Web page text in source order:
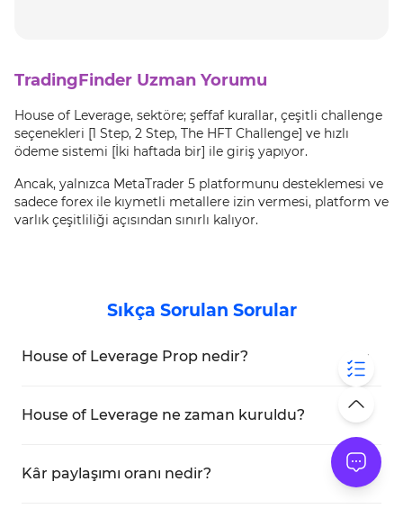
TradingFinder Uzman Yorumu
House of Leverage, sektöre; şeffaf kurallar, çeşitli challenge
seçenekleri [1 Step, 2 Step, The HFT Challenge] ve hızlı
ödeme sistemi [İki haftada bir] ile giriş yapıyor.
Ancak, yalnızca MetaTrader 5 platformunu desteklemesi ve
sadece forex ile kıymetli metallere izin vermesi, platform ve
varlık çeşitliliği açısından sınırlı kalıyor.
Sıkça Sorulan Sorular
House of Leverage Prop nedir?
challenge’ları yoluyla 300 000 $’a kadar
sermayeye erişim sunan İngiltere merkezli bir
House of Leverage ne zaman kuruldu?
Firma, 14 Haziran 2024’te Londra’da kuruldu.
Kâr paylaşımı oranı nedir?